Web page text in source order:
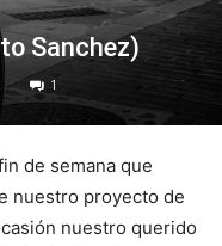
Sanchez)
1
de semana que
nuestro proyecto de
nuestro querido